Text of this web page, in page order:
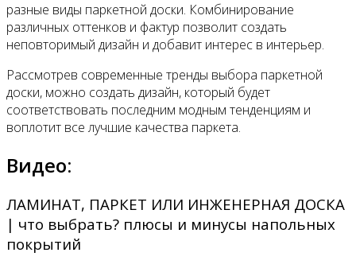
разные виды паркетной доски. Комбинирование
различных оттенков и фактур позволит создать
неповторимый дизайн и добавит интерес в интерьер.
Рассмотрев современные тренды выбора паркетной
доски, можно создать дизайн, который будет
соответствовать последним модным тенденциям и
воплотит все лучшие качества паркета.
Видео:
ЛАМИНАТ, ПАРКЕТ ИЛИ ИНЖЕНЕРНАЯ ДОСКА
| что выбрать? плюсы и минусы напольных
покрытий